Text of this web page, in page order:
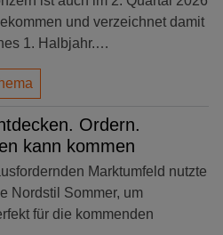
und verzeichnet damit
1. Halbjahr.…
Ordern.
kann kommen
Marktumfeld nutzte
Nordstil Sommer, um
für die kommenden